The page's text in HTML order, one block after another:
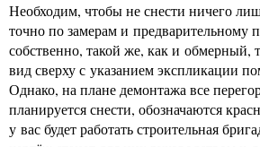
Необходим, чтобы не снести ничего
точно по замерам и предварительному
собственно, такой же, как и обмерный,
вид сверху с указанием экспликации
Однако, на плане демонтажа все
планируется снести, обозначаются
у вас будет работать строительная